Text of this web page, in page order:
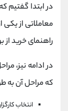
در ابتدا گفتیم
معاملاتی از یکی
راهنمای خرید
در ادامه نیز،
که مراحل آن به
انتخاب